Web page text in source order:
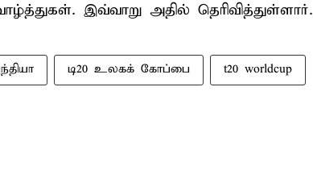
இவ்வாறு அதில் தெரிவித்துள்ளார்.
டி20 உலகக் கோப்பை t20 worldcup